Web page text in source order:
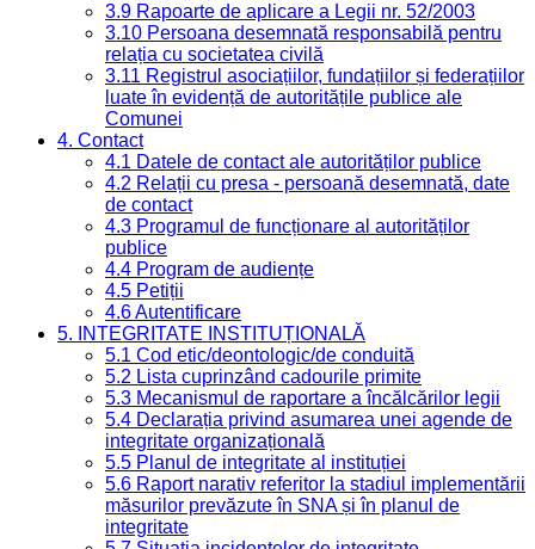
3.9 Rapoarte de aplicare a Legii nr. 52/2003
3.10 Persoana desemnată responsabilă pentru
relația cu societatea civilă
3.11 Registrul asociațiilor, fundațiilor și federațiilor
luate în evidență de autoritățile publice ale
Comunei
4. Contact
4.1 Datele de contact ale autorităților publice
4.2 Relații cu presa - persoană desemnată, date
de contact
4.3 Programul de funcționare al autorităților
publice
4.4 Program de audiențe
4.5 Petiții
4.6 Autentificare
5. INTEGRITATE INSTITUȚIONALĂ
5.1 Cod etic/deontologic/de conduită
5.2 Lista cuprinzând cadourile primite
5.3 Mecanismul de raportare a încălcărilor legii
5.4 Declarația privind asumarea unei agende de
integritate organizațională
5.5 Planul de integritate al instituției
5.6 Raport narativ referitor la stadiul implementării
măsurilor prevăzute în SNA și în planul de
integritate